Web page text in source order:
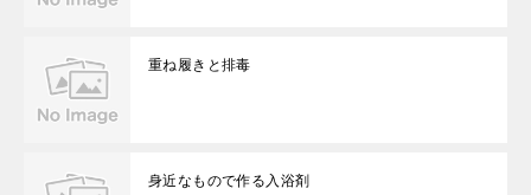
重ね履きと排毒
身近なもので作る入浴剤